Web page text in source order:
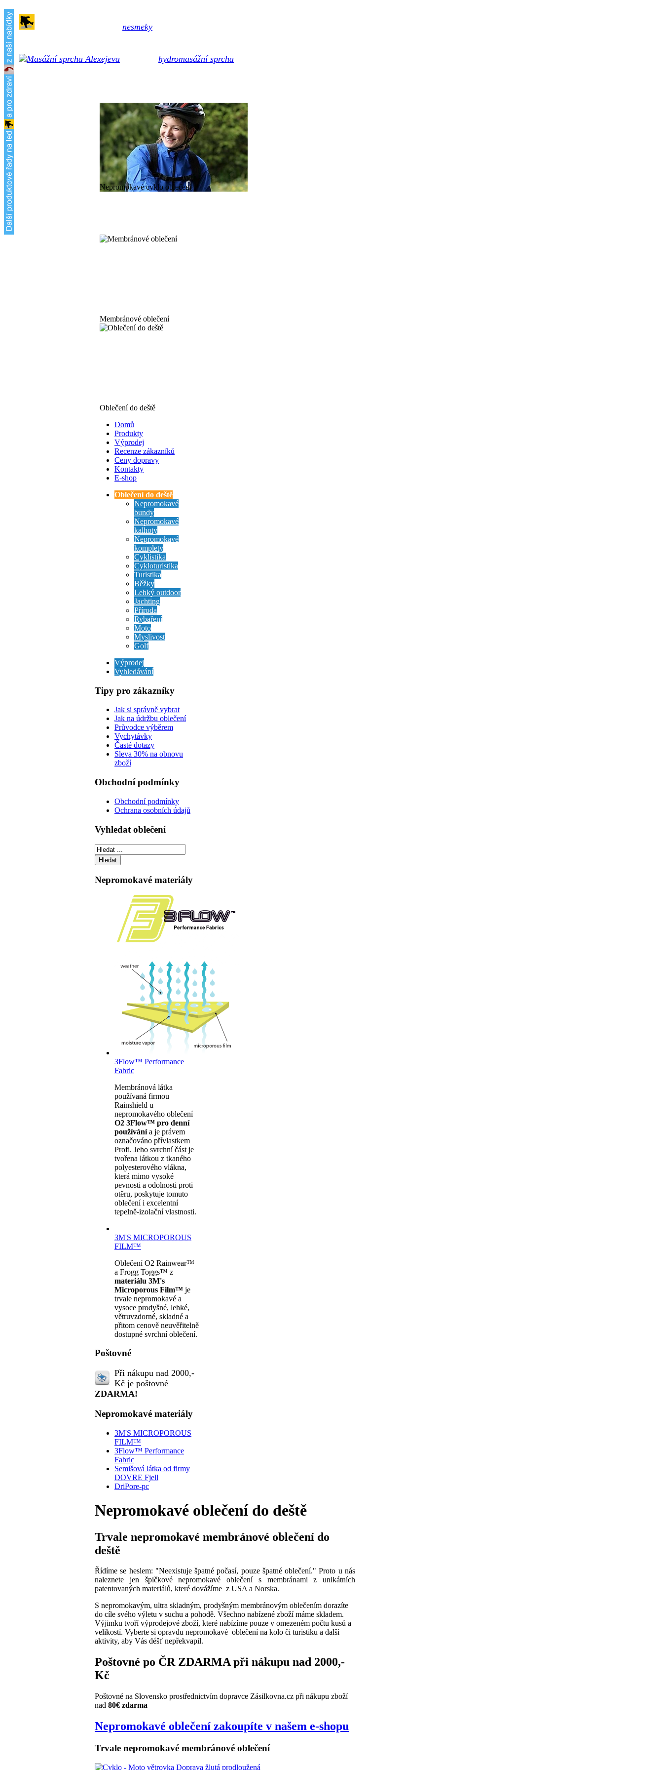
nesmeky
hydromasážní sprcha
Nepromokavé cyklo oblečení
Membránové oblečení
Oblečení do deště
Domů
Produkty
Výprodej
Recenze zákazníků
Ceny dopravy
Kontakty
E-shop
Oblečení do deště
Nepromokavé
bundy
Nepromokavé
kalhoty
Nepromokavé
komplety
Cyklistika
Cykloturistika
Turistika
Běžky
Lehký outdoor
Jachting
Příroda
Rybaření
Moto
Myslivost
Golf
Výprodej
Vyhledávání
Tipy pro zákazníky
Jak si správně vybrat
Jak na údržbu oblečení
Průvodce výběrem
Vychytávky
Časté dotazy
Sleva 30% na obnovu
zboží
Obchodní podmínky
Obchodní podmínky
Ochrana osobních údajů
Vyhledat oblečení
Nepromokavé materiály
3Flow™ Performance
Fabric
Membránová látka
používaná firmou
Rainshield u
nepromokavého oblečení
O2 3Flow™ pro denní
používánía je právem
označováno přívlastkem
Profi. Jeho svrchní část je
tvořena látkou z tkaného
polyesterového vlákna,
která mimo vysoké
pevnosti a odolnosti proti
otěru, poskytuje tomuto
oblečení i excelentní
tepelně-izolační vlastnosti.
3M'S MICROPOROUS
FILM™
Oblečení O2 Rainwear™
a Frogg Toggs™ z
materiálu 3M's
Microporous Film™ je
trvale nepromokavé a
vysoce prodyšné, lehké,
větruvzdorné, skladné a
přitom cenově neuvěřitelně
dostupné svrchní oblečení.
Poštovné
Při nákupu nad 2000,-
Kč je poštovné
ZDARMA!
Nepromokavé materiály
3M'S MICROPOROUS
FILM™
3Flow™ Performance
Fabric
Semišová látka od firmy
DOVRE Fjell
DriPore-pc
Nepromokavé oblečení do deště
Trvale nepromokavé membránové oblečení do
deště
Řídíme se heslem: "Neexistuje špatné počasí, pouze špatné oblečení." Proto u nás
naleznete jen špičkové nepromokavé oblečení s membránami z unikátních
patentovaných materiálů, které dovážíme z USA a Norska.
S nepromokavým, ultra skladným, prodyšným membránovým oblečením dorazíte
do cíle svého výletu v suchu a pohodě. Všechno nabízené zboží máme skladem.
Výjimku tvoří výprodejové zboží, které nabízíme pouze v omezeném počtu kusů a
velikostí. Vyberte si opravdu nepromokavé oblečení na kolo či turistiku a další
aktivity, aby Vás déšť nepřekvapil.
Poštovné po ČR ZDARMA při nákupu nad 2000,-
Kč
Poštovné na Slovensko prostřednictvím dopravce Zásilkovna.cz při nákupu zboží
nad 80€ zdarma
Nepromokavé oblečení zakoupíte v našem e-shopu
Trvale nepromokavé membránové oblečení